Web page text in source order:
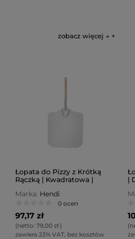
zobacz więcej →
Łopata do Pizzy z Krótką
Rączką | Kwadratowa |
Marka: Hendi
0 ocen
97,17 zł
(netto: 79,00 zł)
zawiera 23% VAT, bez kosztów
|